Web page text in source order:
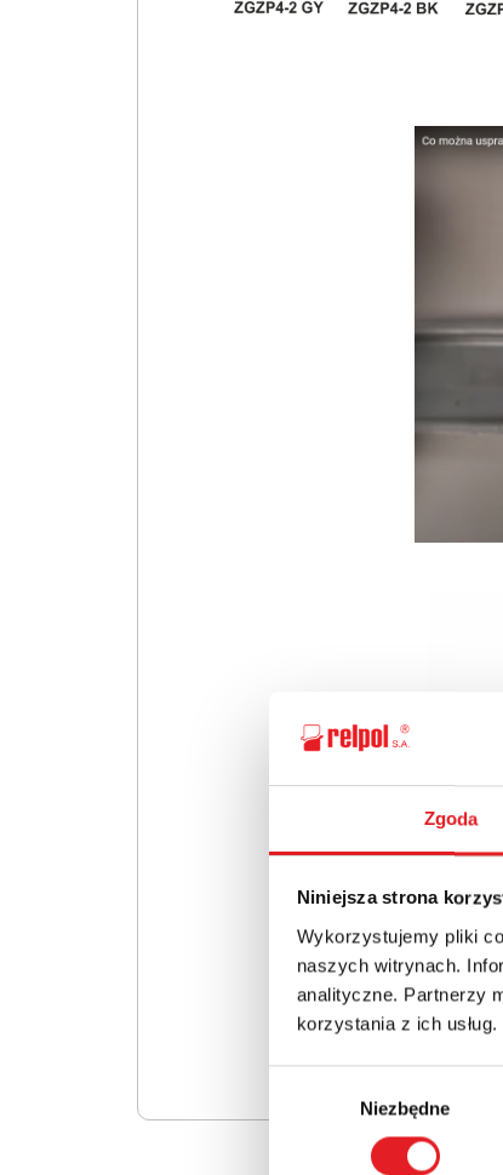
Zgoda
Niniejsza strona
Wykorzystujemy pliki
naszych witrynach.
analityczne. Partnerzy
korzystania z ich usług.
Niezbędne